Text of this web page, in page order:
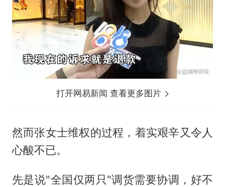
打开网易新闻 查看更多图片
然而张女士维权的过程，着实艰辛又令人
心酸不已。
先是说"全国仅两只"调货需要协调，好不